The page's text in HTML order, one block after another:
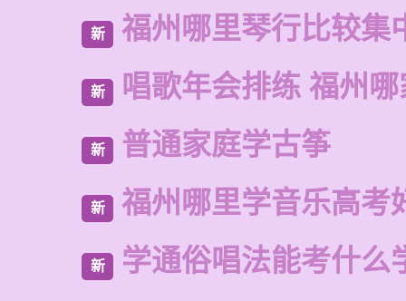
新 福州哪里琴行比较集
新 唱歌年会排练 福州
新 普通家庭学古筝
新 福州哪里学音乐高考
新 学通俗唱法能考什么